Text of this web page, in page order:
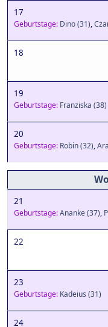
17
Geburtstage: Dino(31),
18
19
Geburtstage: Franziska (38)
20
Geburtstage: Robin(32),
21
Geburtstage:Ananke(37),
22
23
Geburtstage: Kadeius (31)
24